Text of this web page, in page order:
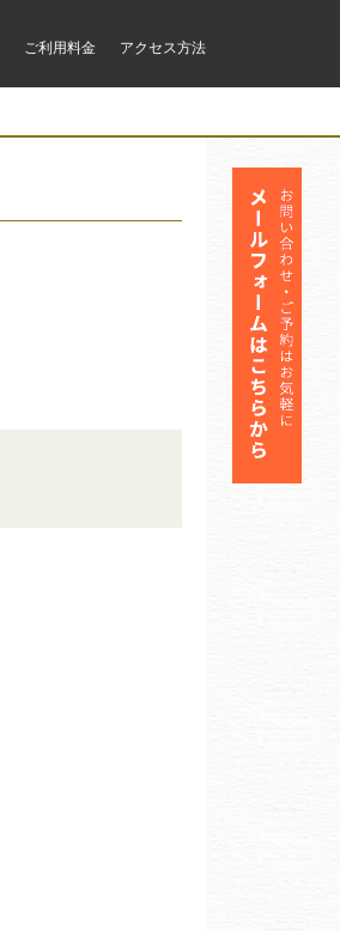
ご利用料金 アクセス方法